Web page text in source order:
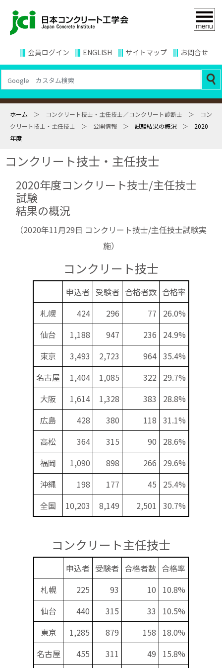
会員ログイン ENGLISH サイトマップ お問合せ
ホーム ＞ コンクリート技士・主任技士／コンクリート診断士 ＞ コン
クリート技士・主任技士 ＞ 公開情報 ＞ 試験結果の概況＞ 2020
年度
コンクリート技士・主任技士
2020年度コンクリート技士/主任技士
試験
結果の概況
（2020年11月29日 コンクリート技士/主任技士試験実
施）
コンクリート技士
申込者 受験者 合格者数 合格率
札幌
424 296 77
26.0%
仙台
1,188 947 236
24.9%
東京
3,493 2,723 964 35.4%
名古屋
1,404 1,085 322 29.7%
大阪
1,614 1,328 383
28.8%
広島
428 380 118 31.1%
高松
364 315 90
28.6%
福岡
1,090 898 266
29.6%
沖縄
198 177 45
25.4%
全国
10,203 8,149 2,501 30.7%
コンクリート主任技士
申込者 受験者 合格者数 合格率
札幌
225 93 10
10.8%
仙台
440 315 33
10.5%
東京
1,285 879 158
18.0%
名古屋
455 311 49 15.8%